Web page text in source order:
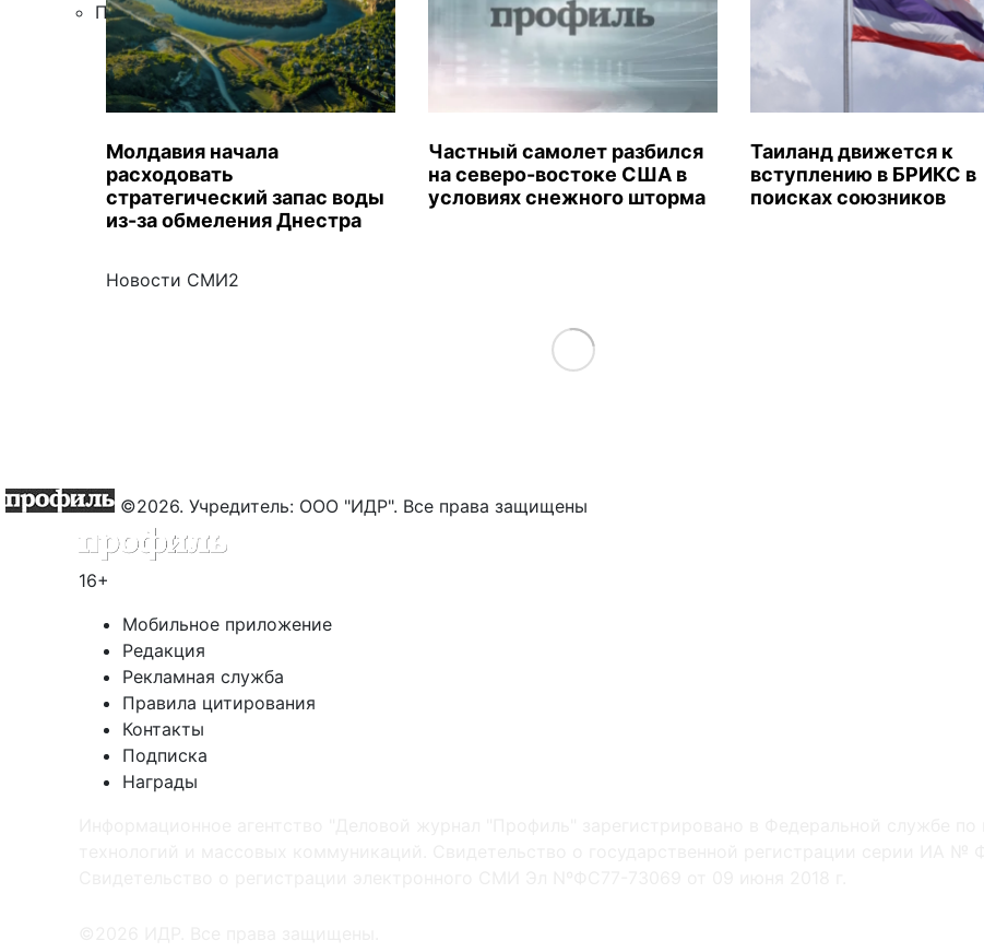
Подписка
Молдавия начала
расходовать
стратегический запас воды
из-за обмеления Днестра
Частный самолет разбился
на северо-востоке США в
условиях снежного шторма
Таиланд движется к
вступлению в БРИКС в
поисках союзников
Новости СМИ2
Load More
©2026. Учредитель: ООО "ИДР". Все права защищены
16+
Мобильное приложение
Редакция
Рекламная служба
Правила цитирования
Контакты
Подписка
Награды